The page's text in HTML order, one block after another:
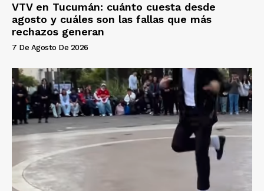
VTV en Tucumán: cuánto cuesta desde
agosto y cuáles son las fallas que más
rechazos generan
7 De Agosto De 2026